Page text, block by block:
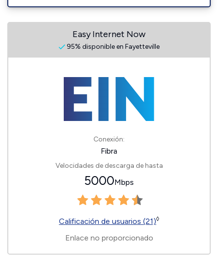
Easy Internet Now
95% disponible en Fayetteville
Conexión:
Fibra
Velocidades de descarga de hasta
5000Mbps
Calificación de usuarios (21)◊
Enlace no proporcionado